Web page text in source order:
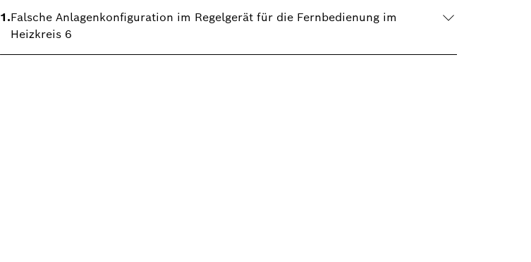
1.Falsche Anlagenkonfiguration im Regelgerät für die Fernbedienung im
Heizkreis 6